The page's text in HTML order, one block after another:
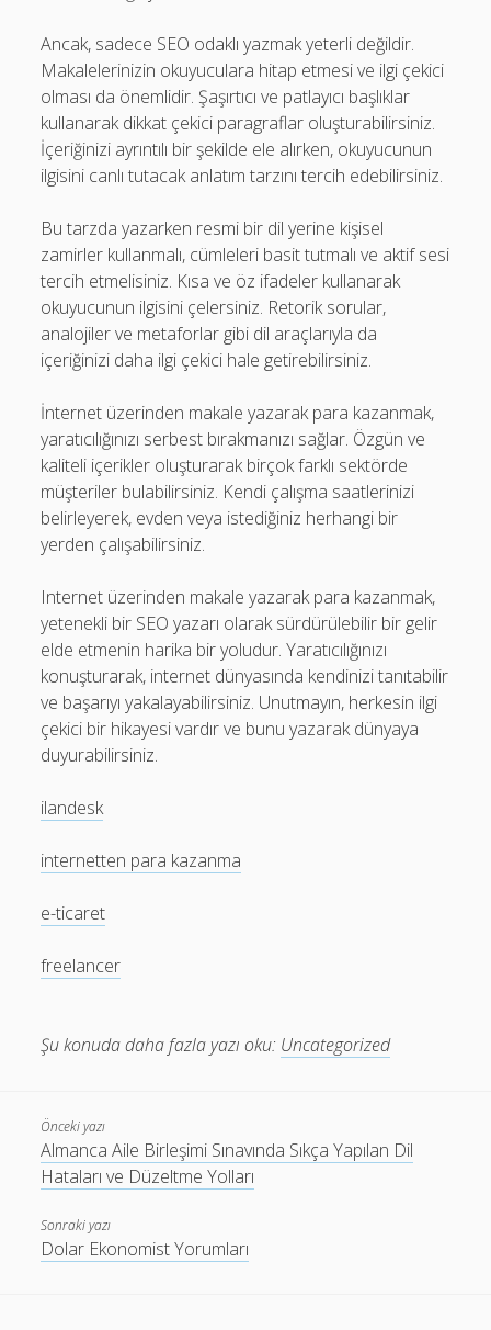
Ancak, sadece SEO odaklı yazmak yeterli değildir.
Makalelerinizin okuyuculara hitap etmesi ve ilgi çekici
olması da önemlidir. Şaşırtıcı ve patlayıcı başlıklar
kullanarak dikkat çekici paragraflar oluşturabilirsiniz.
İçeriğinizi ayrıntılı bir şekilde ele alırken, okuyucunun
ilgisini canlı tutacak anlatım tarzını tercih edebilirsiniz.
Bu tarzda yazarken resmi bir dil yerine kişisel
zamirler kullanmalı, cümleleri basit tutmalı ve aktif sesi
tercih etmelisiniz. Kısa ve öz ifadeler kullanarak
okuyucunun ilgisini çelersiniz. Retorik sorular,
analojiler ve metaforlar gibi dil araçlarıyla da
içeriğinizi daha ilgi çekici hale getirebilirsiniz.
İnternet üzerinden makale yazarak para kazanmak,
yaratıcılığınızı serbest bırakmanızı sağlar. Özgün ve
kaliteli içerikler oluşturarak birçok farklı sektörde
müşteriler bulabilirsiniz. Kendi çalışma saatlerinizi
belirleyerek, evden veya istediğiniz herhangi bir
yerden çalışabilirsiniz.
Internet üzerinden makale yazarak para kazanmak,
yetenekli bir SEO yazarı olarak sürdürülebilir bir gelir
elde etmenin harika bir yoludur. Yaratıcılığınızı
konuşturarak, internet dünyasında kendinizi tanıtabilir
ve başarıyı yakalayabilirsiniz. Unutmayın, herkesin ilgi
çekici bir hikayesi vardır ve bunu yazarak dünyaya
duyurabilirsiniz.
ilandesk
internetten para kazanma
e-ticaret
freelancer
Şu konuda daha fazla yazı oku: Uncategorized
Önceki yazı
Almanca Aile Birleşimi Sınavında Sıkça Yapılan Dil
Hataları ve Düzeltme Yolları
Sonraki yazı
Dolar Ekonomist Yorumları